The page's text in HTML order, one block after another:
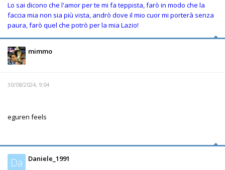
Lo sai dicono che l'amor per te mi fa teppista, farò in modo che la
faccia mia non sia più vista, andrò dove il mio cuor mi porterà senza
paura, farò quel che potrò per la mia Lazio!
mimmo
30/08/2024, 9:04
eguren feels
Da Daniele_1991